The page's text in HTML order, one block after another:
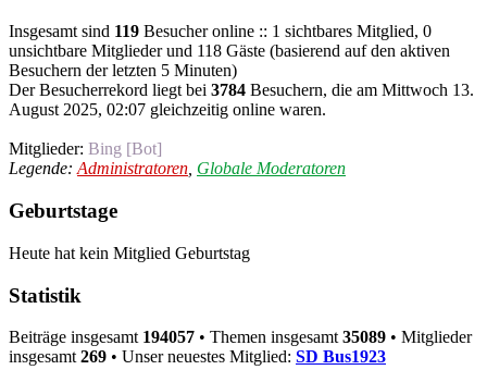
Insgesamt sind 119 Besucher online :: 1 sichtbares Mitglied, 0
unsichtbare Mitglieder und 118 Gäste (basierend auf den aktiven
Besuchern der letzten 5 Minuten)
Der Besucherrekord liegt bei 3784 Besuchern, die am Mittwoch 13.
August 2025, 02:07 gleichzeitig online waren.
Mitglieder: Bing [Bot]
Legende:Administratoren, Globale Moderatoren
Geburtstage
Heute hat kein Mitglied Geburtstag
Statistik
Beiträge insgesamt 194057 • Themen insgesamt 35089 • Mitglieder
insgesamt 269 • Unser neuestes Mitglied: SD Bus1923